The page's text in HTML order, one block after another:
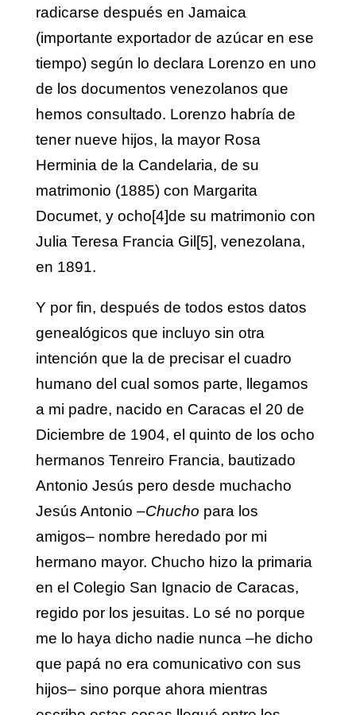
radicarse después en Jamaica
(importante exportador de azúcar en ese
tiempo) según lo declara Lorenzo en uno
de los documentos venezolanos que
hemos consultado. Lorenzo habría de
tener nueve hijos, la mayor Rosa
Herminia de la Candelaria, de su
matrimonio (1885) con Margarita
Documet, y ocho[4]de su matrimonio con
Julia Teresa Francia Gil[5], venezolana,
en 1891.
Y por fin, después de todos estos datos
genealógicos que incluyo sin otra
intención que la de precisar el cuadro
humano del cual somos parte, llegamos
a mi padre, nacido en Caracas el 20 de
Diciembre de 1904, el quinto de los ocho
hermanos Tenreiro Francia, bautizado
Antonio Jesús pero desde muchacho
Jesús Antonio –Chucho para los
amigos– nombre heredado por mi
hermano mayor. Chucho hizo la primaria
en el Colegio San Ignacio de Caracas,
regido por los jesuitas. Lo sé no porque
me lo haya dicho nadie nunca –he dicho
que papá no era comunicativo con sus
hijos– sino porque ahora mientras